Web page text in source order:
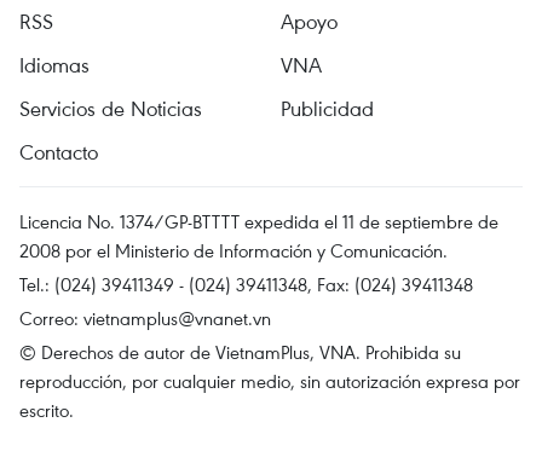
RSS
Apoyo
Idiomas
VNA
Servicios de Noticias
Publicidad
Contacto
Licencia No. 1374/GP-BTTTT expedida el 11 de septiembre de
2008 por el Ministerio de Información y Comunicación.
Tel.: (024) 39411349 - (024) 39411348, Fax: (024) 39411348
Correo: vietnamplus@vnanet.vn
© Derechos de autor de VietnamPlus, VNA. Prohibida su
reproducción, por cualquier medio, sin autorización expresa por
escrito.